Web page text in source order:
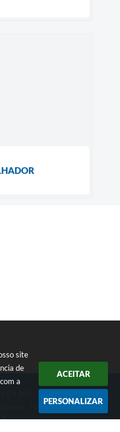
site
de
a
ACEITAR
PERSONALIZAR
1397
1060 - Centro | CEP: